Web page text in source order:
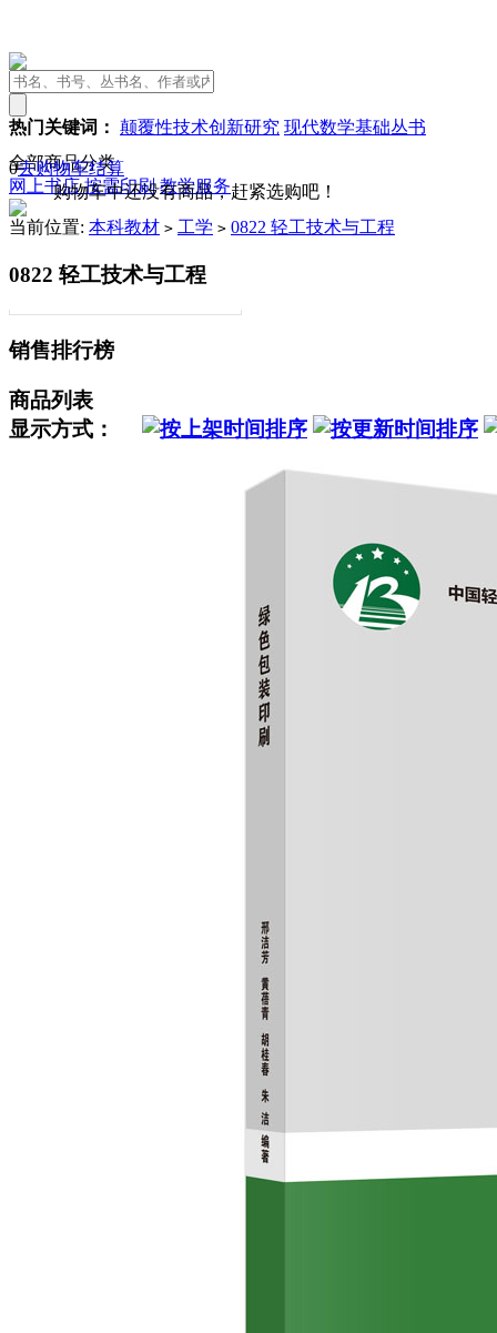
热门关键词： 颠覆性技术创新研究 现代数学基础丛书
0去购物车结算
购物车中还没有商品，赶紧选购吧！
全部商品分类
网上书店按需印刷 教学服务
当前位置: 本科教材 > 工学 > 0822 轻工技术与工程
0822 轻工技术与工程
销售排行榜
商品列表
显示方式：